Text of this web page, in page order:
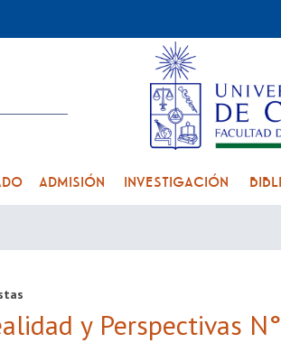
ADMISIÓN INVESTIGACIÓN
y Perspectivas